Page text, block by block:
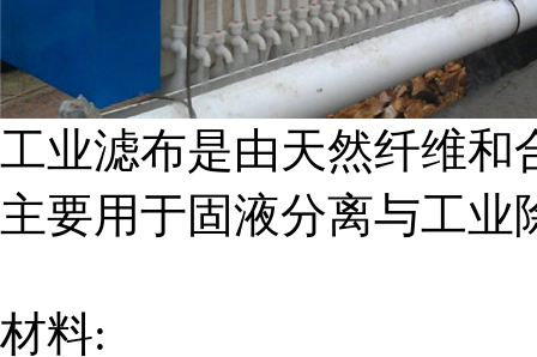
工业滤布是由天然纤维和
主要用于固液分离与工业
材料: